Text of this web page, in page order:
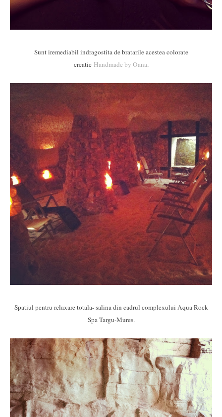
Sunt iremediabil indragostita de bratarile acestea colorate
creatie Handmade by Oana.
Spatiul pentru relaxare totala- salina din cadrul complexului Aqua Rock
Spa Targu-Mures.